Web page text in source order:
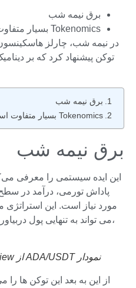
برق نیمه شب
Tokenomics بسیار متفاوت است
در نیمه شب، چارلز
توکن پیشنهاد کرد که بر
برق نیمه شب
Tokenomics بسیار متفاوت است
برق نیمه شب
این ایده سیستمی را معرفی
پاداش تورمی، درآمد در
مورد نیاز است. این استراتژی
می تواند به تنهایی پول
نمودار ADA/USDT از TradingView